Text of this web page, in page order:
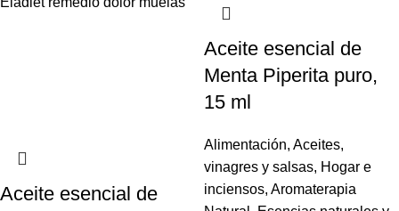
Aceite esencial de
Aceite esencial de
Menta Piperita puro,
15 ml
Alimentación, Aceites,
vinagres y salsas, Hogar e
inciensos, Aromaterapia